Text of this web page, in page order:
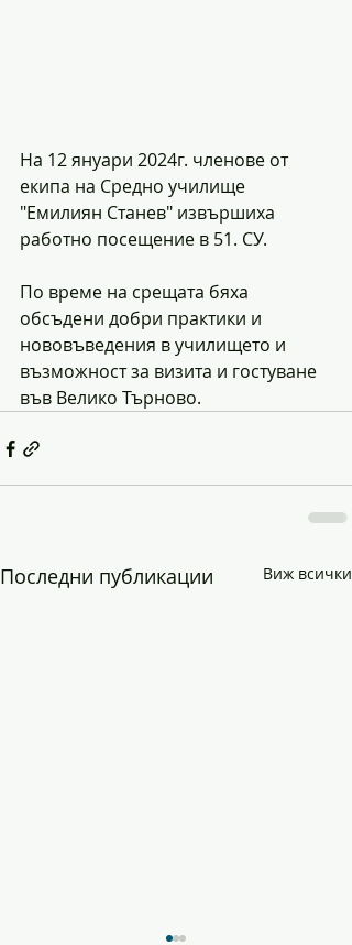
На 12 януари 2024г. членове от
екипа на Средно училище
"Емилиян Станев" извършиха
работно посещение в 51. СУ.
По време на срещата бяха
обсъдени добри практики и
нововъведения в училището и
възможност за визита и гостуване
във Велико Търново.
Последни публикации Виж всички